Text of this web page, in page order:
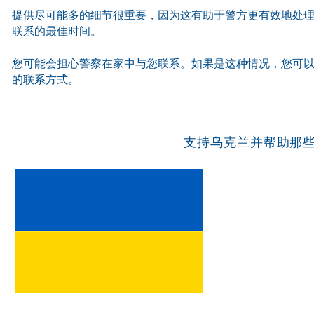
提供尽可能多的细节很重要，因为这有助于警方更有效地处
联系的最佳时间。
您可能会担心警察在家中与您联系。如果是这种情况，您可
的联系方式。
支持乌克兰并帮助那